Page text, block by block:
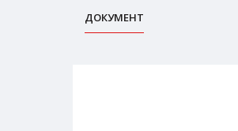
ДОКУМЕНТ